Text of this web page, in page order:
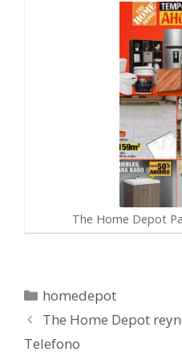
The Home Depot
Categorías
homedepot
The Home Depot
Telefono